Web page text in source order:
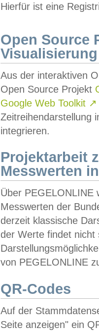
Hierfür ist eine
Open Source
Visualisierung
Aus der interaktiven
Open Source Projekt
Google Web Toolkit ↗
Zeitreihendarstellung
integrieren.
Projektarbeit
Messwerten
Über PEGELONLINE
Messwerten der
derzeit klassische
der Werte findet
von PEGELONLINE
QR-Codes
Auf der
Seite anzeigen" ein